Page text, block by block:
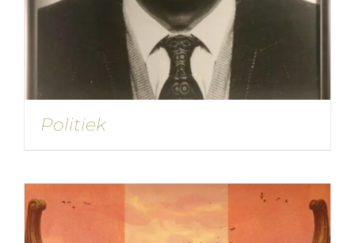
Politiek